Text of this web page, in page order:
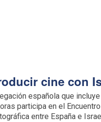
cine con
española que
participa en el
entre España e